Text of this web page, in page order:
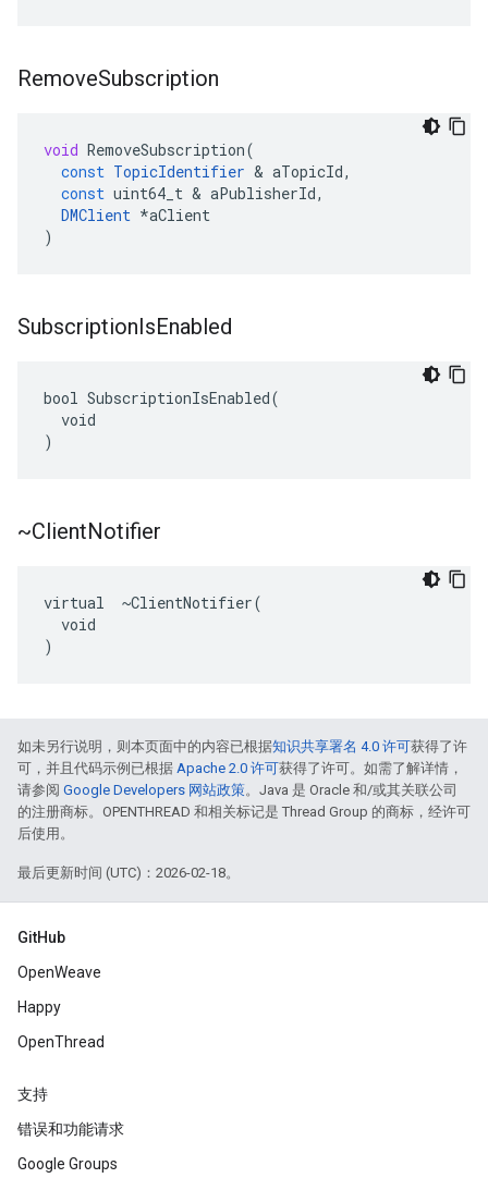
RemoveSubscription
void RemoveSubscription(
const TopicIdentifier & aTopicId,
const uint64_t & aPublisherId,
DMClient *aClient
)
SubscriptionIsEnabled
bool SubscriptionIsEnabled(
  void
)
~ClientNotifier
virtual  ~ClientNotifier(
  void
)
如未另行说明，则本页面中的内容已根据知识共享署名 4.0 许可获得了许
可，并且代码示例已根据 Apache 2.0 许可获得了许可。如需了解详情，
请参阅 Google Developers 网站政策。Java 是 Oracle 和/或其关联公司
的注册商标。OPENTHREAD 和相关标记是 Thread Group 的商标，经许可
后使用。
最后更新时间 (UTC)：2026-02-18。
GitHub
OpenWeave
Happy
OpenThread
支持
错误和功能请求
Google Groups